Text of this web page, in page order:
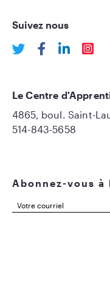
Suivez nous
Abonnez-vous
Le Centre
4865, boul. Saint-
514-843-5658